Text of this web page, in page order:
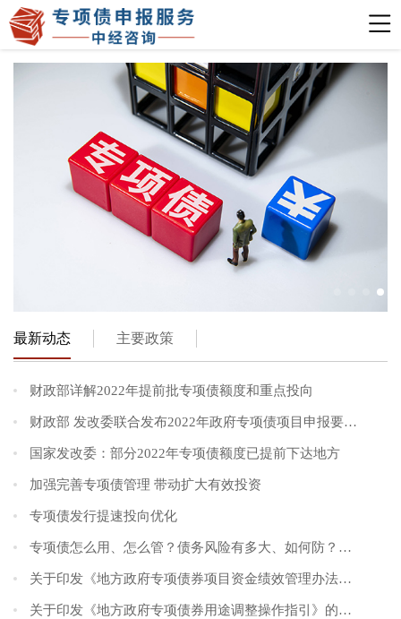
最新动态 主要政策
财政部详解2022年提前批专项债额度和重点投向
财政部 发改委联合发布2022年政府专项债项目申报要点及建议
国家发改委：部分2022年专项债额度已提前下达地方
加强完善专项债管理 带动扩大有效投资
专项债发行提速投向优化
专项债怎么用、怎么管？债务风险有多大、如何防？——财政...
关于印发《地方政府专项债券项目资金绩效管理办法》的通知
关于印发《地方政府专项债券用途调整操作指引》的通知